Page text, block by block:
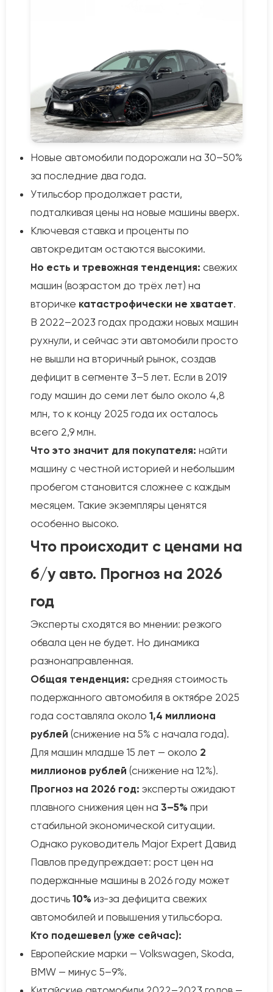
Новые автомобили подорожали на 30–50%
за последние два года.
Утильсбор продолжает расти,
подталкивая цены на новые машины вверх.
Ключевая ставка и проценты по
автокредитам остаются высокими.
Но есть и тревожная тенденция: свежих
машин (возрастом до трёх лет) на
вторичке катастрофически не хватает.
В 2022–2023 годах продажи новых машин
рухнули, и сейчас эти автомобили просто
не вышли на вторичный рынок, создав
дефицит в сегменте 3–5 лет. Если в 2019
году машин до семи лет было около 4,8
млн, то к концу 2025 года их осталось
всего 2,9 млн.
Что это значит для покупателя: найти
машину с честной историей и небольшим
пробегом становится сложнее с каждым
месяцем. Такие экземпляры ценятся
особенно высоко.
Что происходит с ценами на
б/у авто. Прогноз на 2026
год
Эксперты сходятся во мнении: резкого
обвала цен не будет. Но динамика
разнонаправленная.
Общая тенденция: средняя стоимость
подержанного автомобиля в октябре 2025
года составляла около 1,4 миллиона
рублей (снижение на 5% с начала года).
Для машин младше 15 лет — около 2
миллионов рублей (снижение на 12%).
Прогноз на 2026 год: эксперты ожидают
плавного снижения цен на 3–5% при
стабильной экономической ситуации.
Однако руководитель Major Expert Давид
Павлов предупреждает: рост цен на
подержанные машины в 2026 году может
достичь 10% из-за дефицита свежих
автомобилей и повышения утильсбора.
Кто подешевел (уже сейчас):
Европейские марки — Volkswagen, Skoda,
BMW — минус 5–9%.